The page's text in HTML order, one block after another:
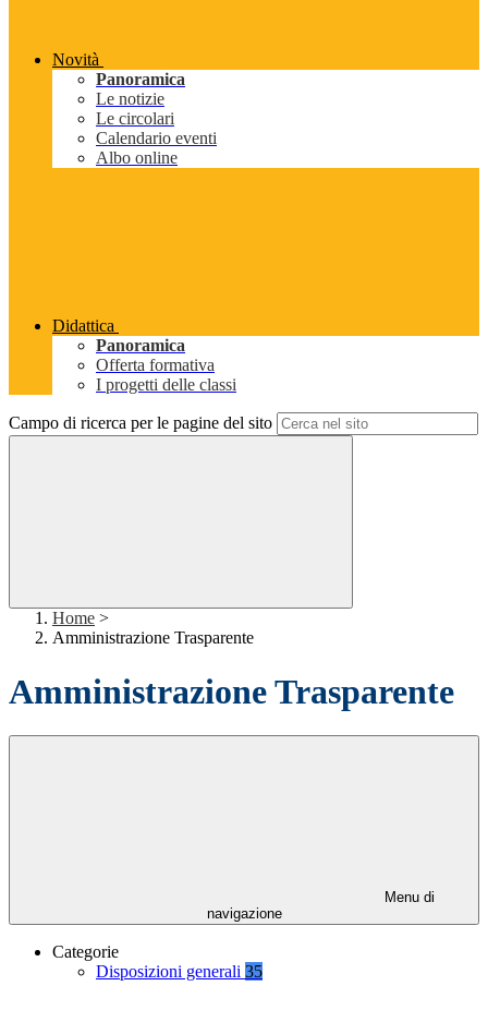
Novità
Panoramica
Le notizie
Le circolari
Calendario eventi
Albo online
Didattica
Panoramica
Offerta formativa
I progetti delle classi
Campo di ricerca per le pagine del sito
Home >
Amministrazione Trasparente
Amministrazione Trasparente
Menu di
navigazione
Categorie
Disposizioni generali 35